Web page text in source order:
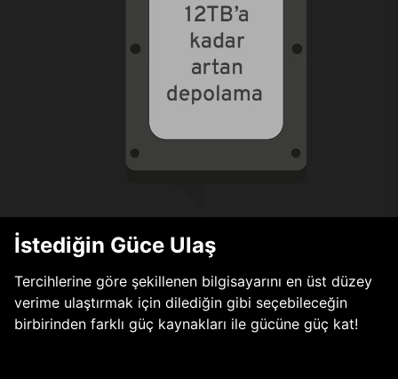
İstediğin Güce Ulaş
Tercihlerine göre şekillenen bilgisayarını en üst düzey
verime ulaştırmak için dilediğin gibi seçebileceğin
birbirinden farklı güç kaynakları ile gücüne güç kat!